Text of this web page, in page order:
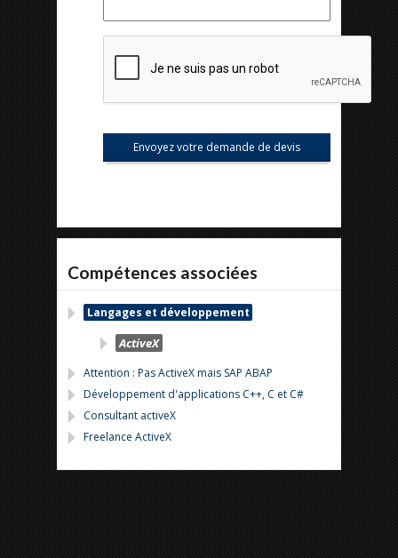
Compétences associées
Langages et développement
ActiveX
Attention : Pas ActiveX mais SAP ABAP
Développement d'applications C++, C et C#
Consultant activeX
Freelance ActiveX